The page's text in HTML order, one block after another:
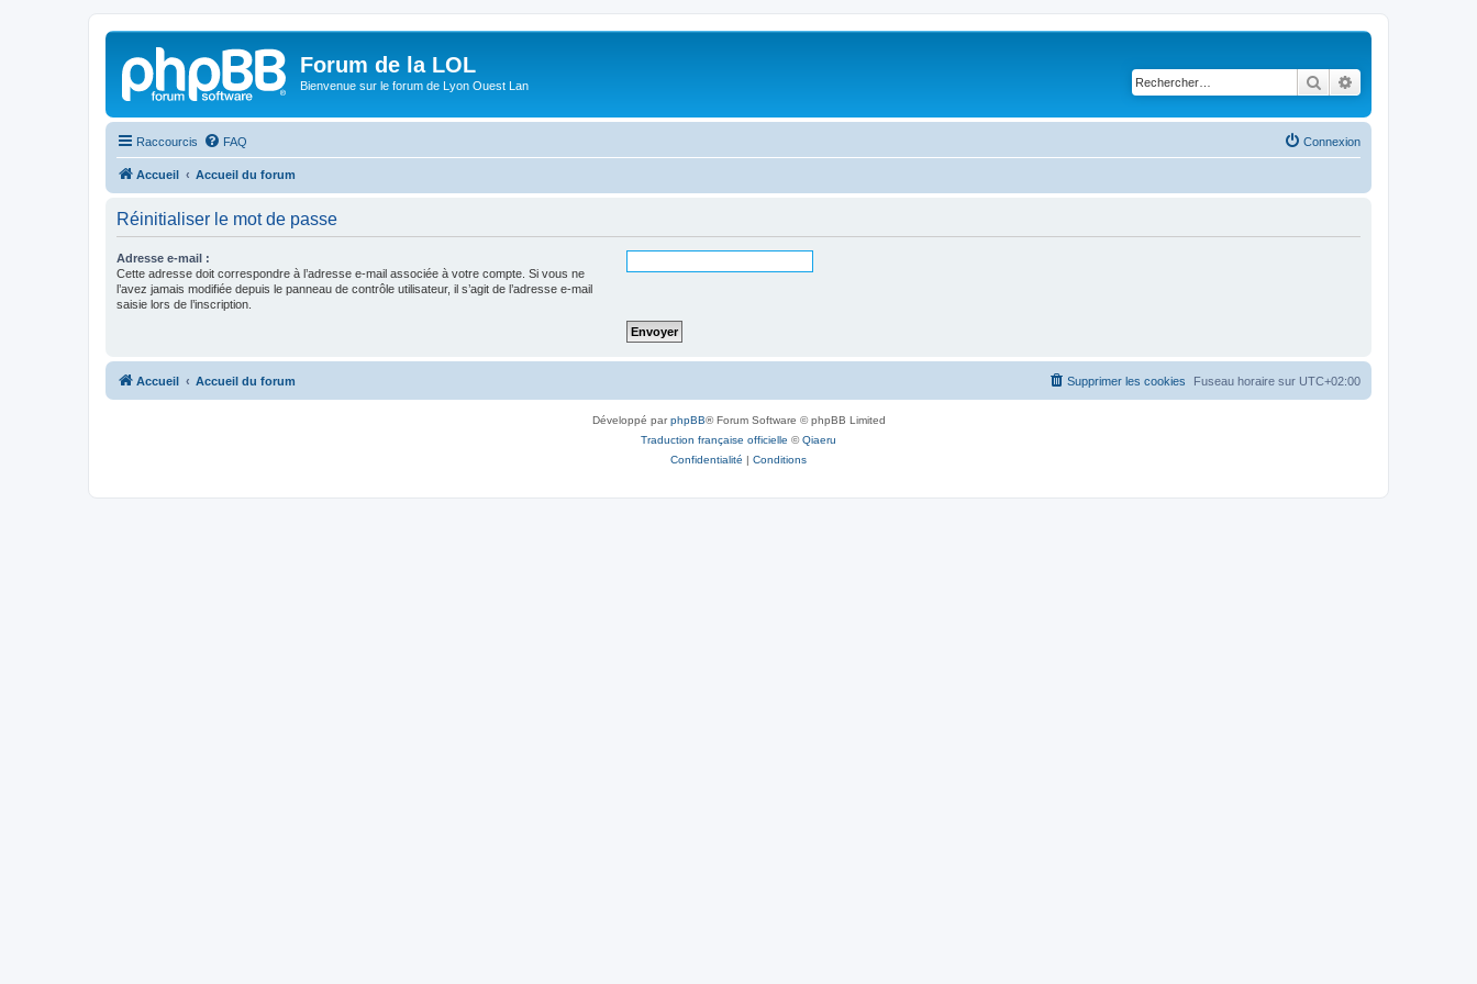
Forum de la LOL
Bienvenue sur le forum de Lyon Ouest Lan Rechercher
Raccourcis FAQ Connexion
Accueil Accueil du forum
Réinitialiser le mot de passe
Adresse e-mail :
Cette adresse doit correspondre à l’adresse e-mail associée à votre compte. Si vous ne
l’avez jamais modifiée depuis le panneau de contrôle utilisateur, il s’agit de l’adresse e-mail
saisie lors de l’inscription.
Accueil Accueil du forum Fuseau horaire sur UTC+02:00
Supprimer les cookies
Développé parphpBB® Forum Software © phpBB Limited
Traduction française officielle ©Qiaeru
Confidentialité | Conditions